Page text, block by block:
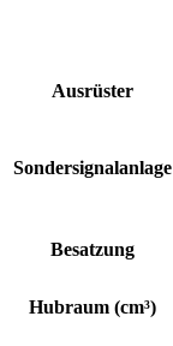
Ausrüster
Sondersignalanlage
Besatzung
Hubraum (cm³)